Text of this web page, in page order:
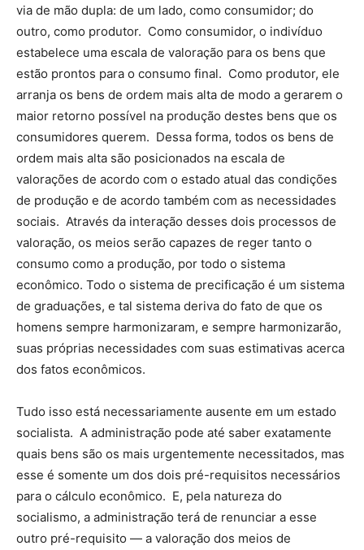
via de mão dupla: de um lado, como consumidor; do
outro, como produtor. Como consumidor, o indivíduo
estabelece uma escala de valoração para os bens que
estão prontos para o consumo final. Como produtor, ele
arranja os bens de ordem mais alta de modo a gerarem o
maior retorno possível na produção destes bens que os
consumidores querem. Dessa forma, todos os bens de
ordem mais alta são posicionados na escala de
valorações de acordo com o estado atual das condições
de produção e de acordo também com as necessidades
sociais. Através da interação desses dois processos de
valoração, os meios serão capazes de reger tanto o
consumo como a produção, por todo o sistema
econômico. Todo o sistema de precificação é um sistema
de graduações, e tal sistema deriva do fato de que os
homens sempre harmonizaram, e sempre harmonizarão,
suas próprias necessidades com suas estimativas acerca
dos fatos econômicos.
Tudo isso está necessariamente ausente em um estado
socialista. A administração pode até saber exatamente
quais bens são os mais urgentemente necessitados, mas
esse é somente um dos dois pré-requisitos necessários
para o cálculo econômico. E, pela natureza do
socialismo, a administração terá de renunciar a esse
outro pré-requisito — a valoração dos meios de